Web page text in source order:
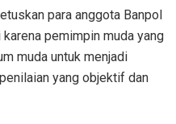
para anggota Banpol
pemimpin muda yang
muda untuk menjadi
yang objektif dan